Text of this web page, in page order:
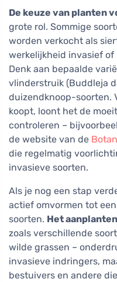
De keuze van planten
grote rol. Sommige
worden verkocht als
werkelijkheid invasief
Denk aan bepaalde
vlinderstruik (Buddleja
duizendknoop-soorten.
koopt, loont het de
controleren –
de website van de
die regelmatig
invasieve soorten.
Als je nog een stap
actief omvormen tot
soorten. Het
zoals verschillende
wilde grassen –
invasieve indringers,
bestuivers en andere